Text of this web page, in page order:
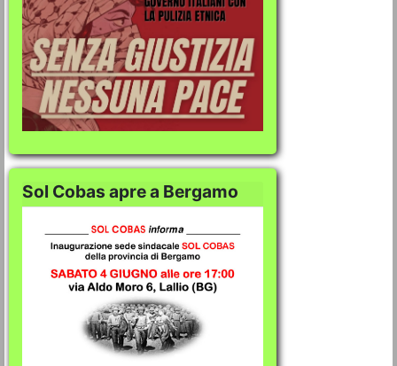
Sol Cobas apre a Bergamo